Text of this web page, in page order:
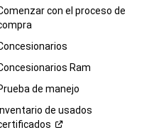
con el proceso de
Ram
de manejo
Inventario de usados